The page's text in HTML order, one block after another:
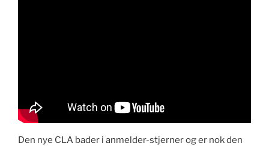
​Den nye CLA bader i anmelder-stjerner og er nok den